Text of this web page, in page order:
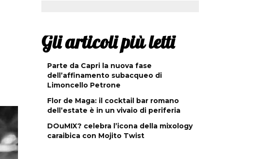
Gli articoli più letti
Parte da Capri la nuova fase
dell’affinamento subacqueo di
Limoncello Petrone
Flor de Maga: il cocktail bar romano
dell’estate è in un vivaio di periferia
DOuMIX? celebra l’icona della mixology
caraibica con Mojito Twist